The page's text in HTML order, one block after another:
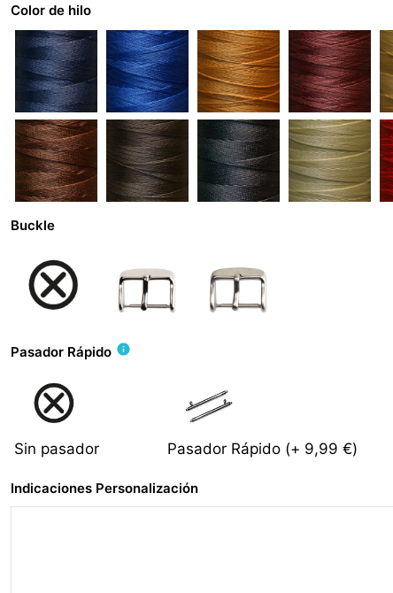
Color de hilo
Buckle
Pasador Rápido info
Sin pasador Pasador Rápido (+ 9,99 €)
Indicaciones Personalización